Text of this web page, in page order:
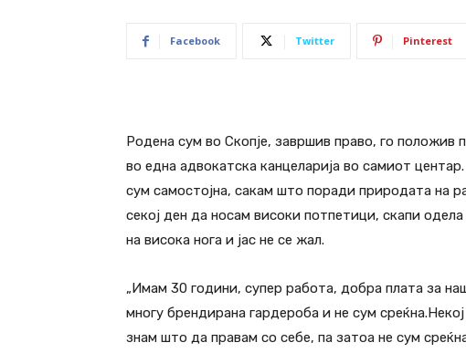
Facebook Twitter Pinterest
Родена сум во Скопје, завршив право, го
во една адвокатска канцеларија во самиот
сум самостојна, сакам што поради природата на
секој ден да носам високи потпетици, скапи
на висока нога и јас не се жал.
„Имам 30 години, супер работа, добра плата за
многу брендирана гардероба и не сум
знам што да правам со себе, па затоа не сум